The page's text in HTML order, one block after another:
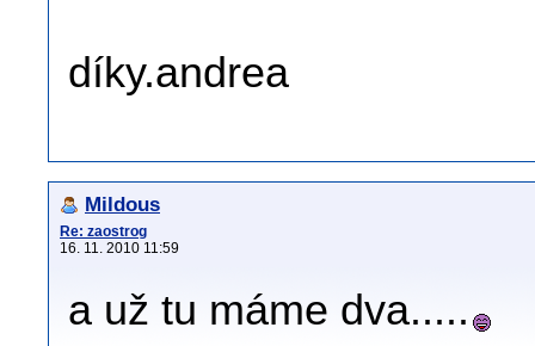
díky.andrea
Mildous
Re: zaostrog
16. 11. 2010 11:59
a už tu máme dva.....